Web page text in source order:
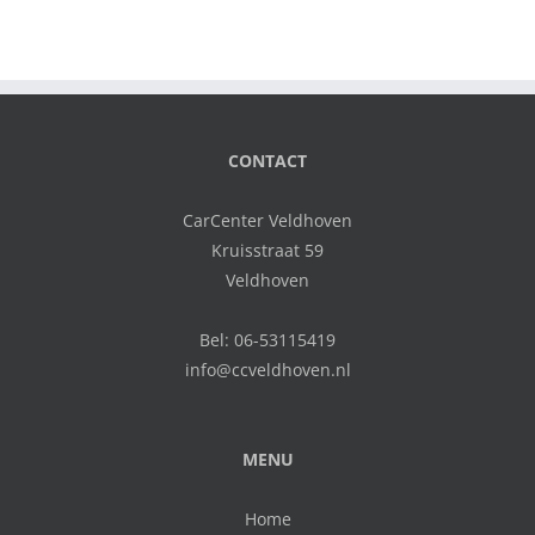
CONTACT
CarCenter Veldhoven
Kruisstraat 59
Veldhoven
Bel: 06-53115419
info@ccveldhoven.nl
MENU
Home